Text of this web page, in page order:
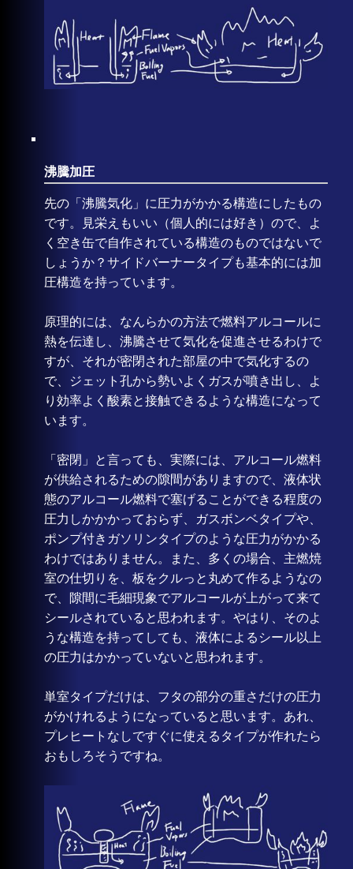
沸騰加圧
先の「沸騰気化」に圧力がかかる構造にしたもの
です。見栄えもいい（個人的には好き）ので、よ
く空き缶で自作されている構造のものではないで
しょうか？サイドバーナータイプも基本的には加
圧構造を持っています。
原理的には、なんらかの方法で燃料アルコールに
熱を伝達し、沸騰させて気化を促進させるわけで
すが、それが密閉された部屋の中で気化するの
で、ジェット孔から勢いよくガスが噴き出し、よ
り効率よく酸素と接触できるような構造になって
います。
「密閉」と言っても、実際には、アルコール燃料
が供給されるための隙間がありますので、液体状
態のアルコール燃料で塞げることができる程度の
圧力しかかかっておらず、ガスボンベタイプや、
ポンプ付きガソリンタイプのような圧力がかかる
わけではありません。また、多くの場合、主燃焼
室の仕切りを、板をクルっと丸めて作るようなの
で、隙間に毛細現象でアルコールが上がって来て
シールされていると思われます。やはり、そのよ
うな構造を持ってしても、液体によるシール以上
の圧力はかかっていないと思われます。
単室タイプだけは、フタの部分の重さだけの圧力
がかけれるようになっていると思います。あれ、
プレヒートなしですぐに使えるタイプが作れたら
おもしろそうですね。